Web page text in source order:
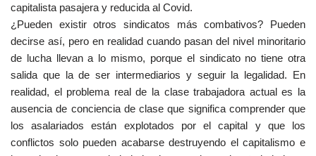
capitalista pasajera y reducida al Covid.
¿Pueden existir otros sindicatos más combativos? Pueden
decirse así, pero en realidad cuando pasan del nivel minoritario
de lucha llevan a lo mismo, porque el sindicato no tiene otra
salida que la de ser intermediarios y seguir la legalidad. En
realidad, el problema real de la clase trabajadora actual es la
ausencia de conciencia de clase que significa comprender que
los asalariados están explotados por el capital y que los
conflictos solo pueden acabarse destruyendo el capitalismo e